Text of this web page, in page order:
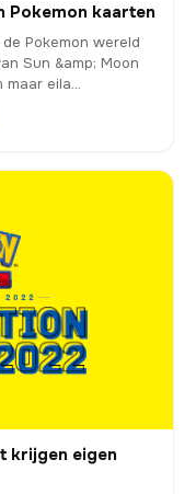
Pokemon kaarten
Pokemon wereld
Sun &amp; Moon
maar eila…
krijgen eigen